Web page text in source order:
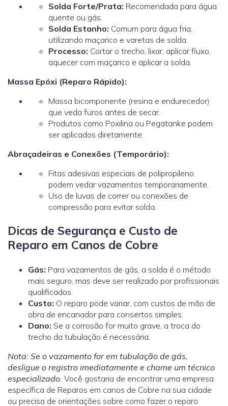
Solda Forte/Prata: Recomendada para água
quente ou gás.
Solda Estanho: Comum para água fria,
utilizando maçarico e varetas de solda.
Processo: Cortar o trecho, lixar, aplicar fluxo,
aquecer com maçarico e aplicar a solda.
Massa Epóxi (Reparo Rápido):
Massa bicomponente (resina e endurecedor)
que veda furos antes de secar.
Produtos como Poxilina ou Pegatanke podem
ser aplicados diretamente.
Abraçadeiras e Conexões (Temporário):
Fitas adesivas especiais de polipropileno
podem vedar vazamentos temporariamente.
Uso de luvas de correr ou conexões de
compressão para evitar solda.
Dicas de Segurança e Custo de
Reparo em Canos de Cobre
Gás: Para vazamentos de gás, a solda é o método
mais seguro, mas deve ser realizado por profissionais
qualificados.
Custo: O reparo pode variar, com custos de mão de
obra de encanadorpara consertos simples.
Dano: Se a corrosão for muito grave, a troca do
trecho da tubulação é necessária.
Nota: Se o vazamento for em tubulação de gás,
desligue o registro imediatamente e chame um técnico
especializado. Você gostaria de encontrar uma empresa
específica de Reparos em canos de Cobre na sua cidade
ou precisa de orientações sobre como fazer o reparo